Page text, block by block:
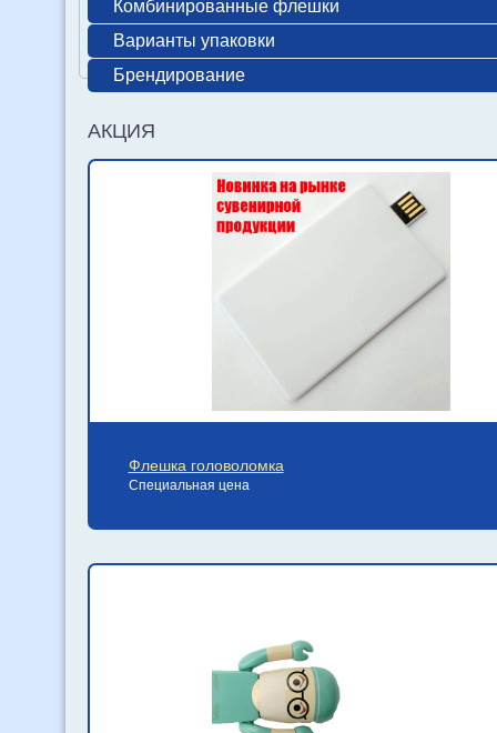
Комбинированные флешки
Варианты упаковки
Брендирование
АКЦИЯ
Флешка головоломка
Специальная цена